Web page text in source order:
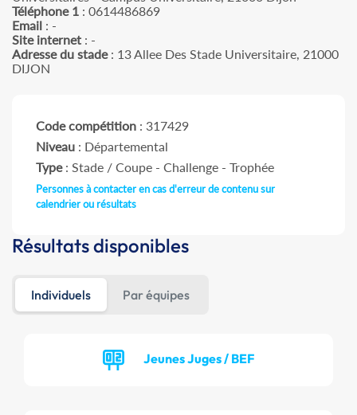
Téléphone 1 : 0614486869
Email : -
Site internet : -
Adresse du stade: 13 Allee Des Stade Universitaire, 21000
DIJON
Code compétition : 317429
Niveau : Départemental
Type: Stade / Coupe - Challenge - Trophée
Personnes à contacter en cas d'erreur de contenu sur
calendrier ou résultats
Résultats disponibles
Individuels Par équipes
Jeunes Juges / BEF